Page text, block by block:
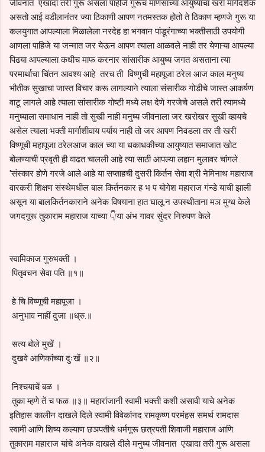
जीवनात एखादा तरी गुरू असला पाहीजे गुरूच माणसाच्या आयुष्याचा खरा मार्गदर्शक
असतो आई वडीलानंतर ज्या ठिकाणी आपण नतमस्तक होतो ते ठिकाण म्हणजे गुरू या
कलयुगात आपल्याला मिळालेला नरदेह हा भगवान पांडूरंगाच्या भक्तीसाठी उपयोगी
आणला पाहिजे या जन्मात जर येऊन आपण त्याला आळवले नाही तर येणाऱ्या आपल्या
पिढया आपल्याला कधीच माफ करनार सांसारीक आयुष्य जगत असताना त्या
परमार्थाचा चिंतन आवश्य आहे तरच ती विष्णुची महापूजा ठरेल आज काल मनुष्य
भौतीक सुखाचा जास्त विचार करू लागल्याने त्याला संसारीक गोडीचे जास्त आकर्षण
वाटू लागले आहे त्याला सांसारीक गोष्टी मध्ये लक्ष देणे गरजेचे असले तरी त्यामध्ये
मनुष्याला समाधान नाही तो सुखी नाही मनुष्य जीवनाला जर खरोखर सुखी व्हायचे
असेल त्याला भक्ती मार्गाशीवाय पर्याय नाही तो जर आपण निवडला तर ती खरी
विष्णूची महापूजा ठरेलआज काल च्या या धकाधकीच्या आयुष्यात समाजात खोट
बोलण्याची प्रवृती ही वाढत चालली आहे त्या साठी आपल्या लहान मुलावर चांगले
'संस्कार होणे गरजे आले आहे या सप्ताहची दुसरी किर्तन सेवा श्री नेमिनाथ महाराज
वारकरी शिक्षण संस्थेमधील बाल किर्तनकार ह भ प योगेश महाराज गंन्डे याची झाली
असून या बालकिर्तनकाराने अनेक विषयाना हात घालू.न उपस्थीताना मञ मुग्ध केले
जगदगूरू तुकाराम महाराज याच्या 👇या अंभ गावर सुंदर निरुपण केले
स्वामिकाज गुरुभक्ती ।
पितृवचन सेवा पति ॥१॥
हे चि विष्णूची महापूजा ।
अनुभाव नाहीं दुजा ॥ध्रु.॥
सत्य बोले मुखें ।
दुखवे आणिकांच्या दुःखें ॥२॥
निश्चयाचें बळ ।
तुका म्हणे तें च फळ ॥३॥ महारांजानी स्वामी भक्त्ती कशी असावी याचे अनेक
इतिहास कालीन दाखले दिले स्वामी विवेकांनद रामकृष्ण परमंहस समर्थ रामदास
स्वामी आणि शिष्य कल्याण छञपतीचे धर्मगूरू छत्रपती शिवाजी महाराज आणि
तुकाराम महाराज यांचे अनेक दाखले दीले मनुष्य जीवनात एखादा तरी गुरू असला